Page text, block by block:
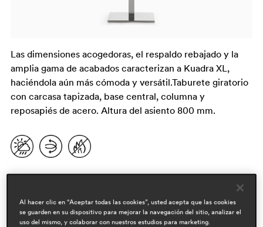
Las dimensiones acogedoras, el respaldo rebajado y la
amplia gama de acabados caracterizan a Kuadra XL,
haciéndola aún más cómoda y versátil.Taburete giratorio
con carcasa tapizada, base central, columna y
reposapiés de acero. Altura del asiento 800 mm.
Al hacer clic en “Aceptar todas las cookies”, usted acepta que las cookies
se guarden en su dispositivo para mejorar la navegación del sitio, analizar el
uso del mismo, y colaborar con nuestros estudios para marketing.